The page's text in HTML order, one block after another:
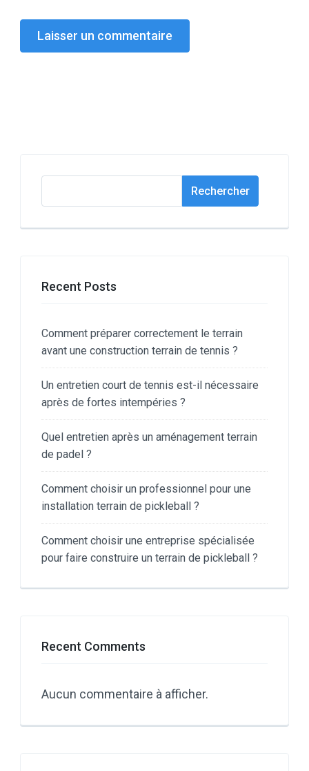
Rechercher
Recent Posts
Comment préparer correctement le terrain
avant une construction terrain de tennis ?
Un entretien court de tennis est-il nécessaire
après de fortes intempéries ?
Quel entretien après un aménagement terrain
de padel ?
Comment choisir un professionnel pour une
installation terrain de pickleball ?
Comment choisir une entreprise spécialisée
pour faire construire un terrain de pickleball ?
Recent Comments
Aucun commentaire à afficher.